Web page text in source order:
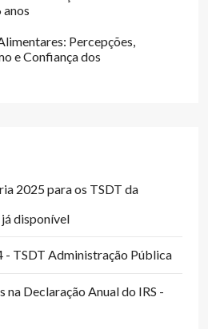
Percepções,
e Confiança dos
2025 para os TSDT da
disponível
- TSDT Administração Pública
na Declaração Anual do IRS -